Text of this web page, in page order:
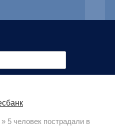
» 5 человек пострадали в